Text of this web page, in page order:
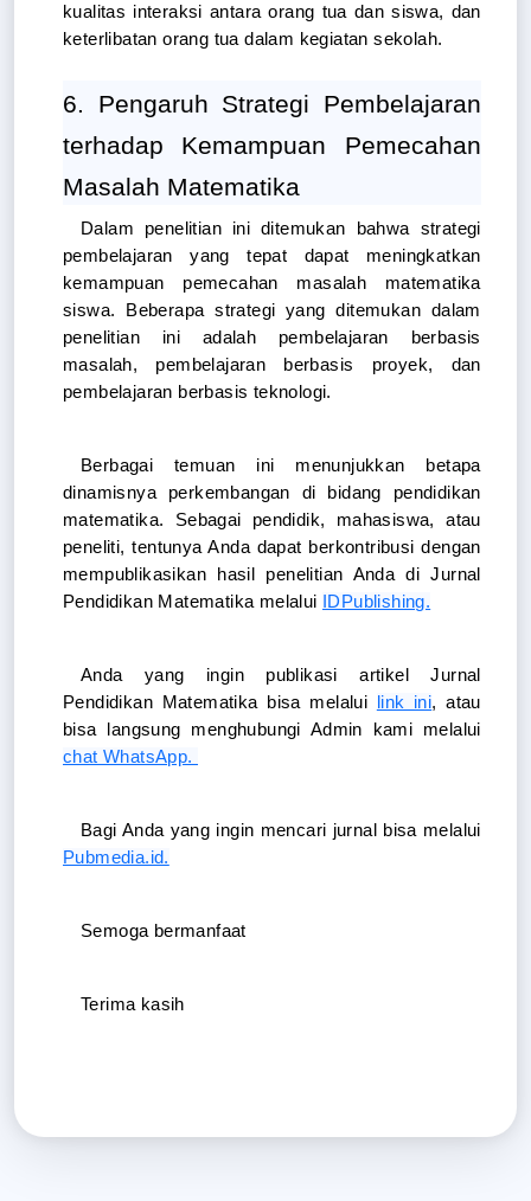
kualitas interaksi antara orang tua dan siswa, dan
keterlibatan orang tua dalam kegiatan sekolah.
6. Pengaruh Strategi Pembelajaran
terhadap Kemampuan Pemecahan
Masalah Matematika
Dalam penelitian ini ditemukan bahwa strategi
pembelajaran yang tepat dapat meningkatkan
kemampuan pemecahan masalah matematika
siswa. Beberapa strategi yang ditemukan dalam
penelitian ini adalah pembelajaran berbasis
masalah, pembelajaran berbasis proyek, dan
pembelajaran berbasis teknologi.
Berbagai temuan ini menunjukkan betapa
dinamisnya perkembangan di bidang pendidikan
matematika. Sebagai pendidik, mahasiswa, atau
peneliti, tentunya Anda dapat berkontribusi dengan
mempublikasikan hasil penelitian Anda di Jurnal
Pendidikan Matematika melalui IDPublishing.
Anda yang ingin publikasi artikel Jurnal
Pendidikan Matematika bisa melalui link ini, atau
chat WhatsApp.
Pubmedia.id.
Semoga bermanfaat
Terima kasih